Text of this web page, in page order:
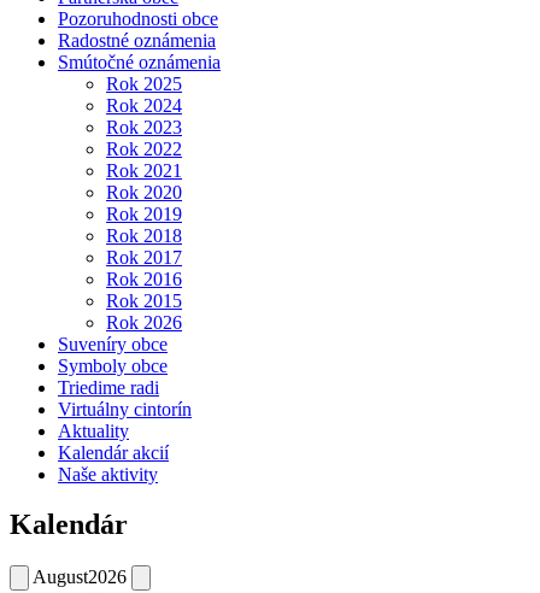
Pozoruhodnosti obce
Radostné oznámenia
Smútočné oznámenia
Rok 2025
Rok 2024
Rok 2023
Rok 2022
Rok 2021
Rok 2020
Rok 2019
Rok 2018
Rok 2017
Rok 2016
Rok 2015
Rok 2026
Suveníry obce
Symboly obce
Triedime radi
Virtuálny cintorín
Aktuality
Kalendár akcií
Naše aktivity
Kalendár
August2026